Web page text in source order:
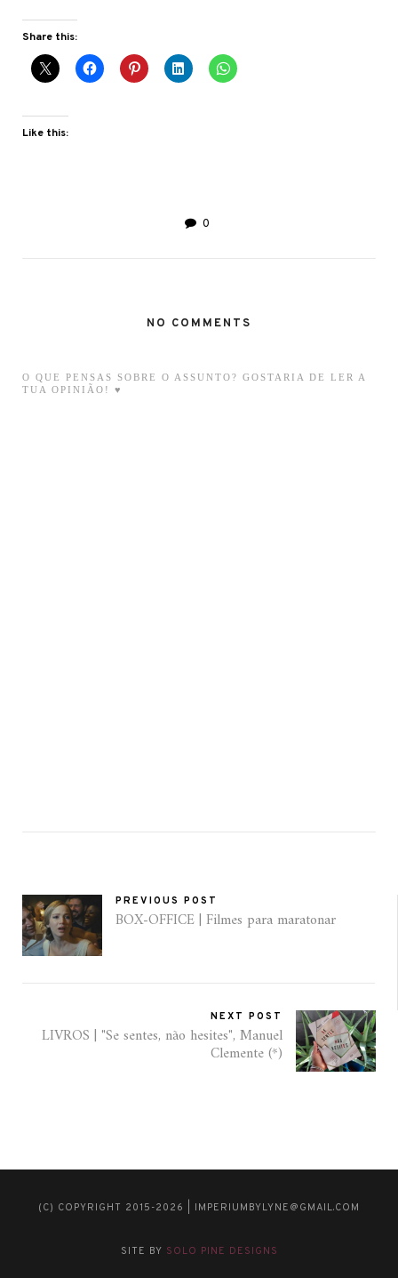
Share this:
Like this:
0
NO COMMENTS
O QUE PENSAS SOBRE O ASSUNTO? GOSTARIA DE LER A
TUA OPINIÃO! ♥
PREVIOUS POST
BOX-OFFICE | Filmes para maratonar
NEXT POST
LIVROS | "Se sentes, não hesites", Manuel
Clemente (*)
(C) COPYRIGHT 2015-2026 | IMPERIUMBYLYNE@GMAIL.COM
SITE BY SOLO PINE DESIGNS